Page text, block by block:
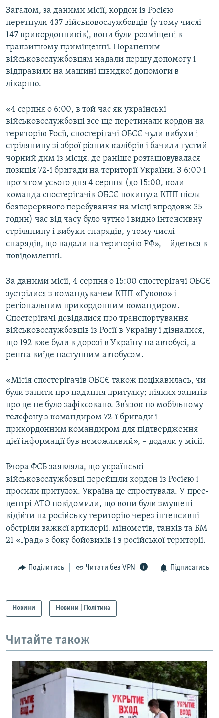
Загалом, за даними місії, кордон із Росією
перетнули 437 військовослужбовців (у тому числі
147 прикордонників), вони були розміщені в
транзитному приміщенні. Пораненим
військовослужбовцям надали першу допомогу і
відправили на машині швидкої допомоги в
лікарню.
«4 серпня о 6:00, в той час як українські
військовослужбовці все ще перетинали кордон на
територію Росії, спостерігачі ОБСЄ чули вибухи і
стрілянину зі зброї різних калібрів і бачили густий
чорний дим із місця, де раніше розташовувалася
позиція 72-ї бригади на території України. З 6:00 і
протягом усього дня 4 серпня (до 15:00, коли
команда спостерігачів ОБСЄ покинула КПП після
безперервного перебування на місці впродовж 35
годин) час від часу було чутно і видно інтенсивну
стрілянину і вибухи снарядів, у тому числі
снарядів, що падали на територію РФ», – йдеться в
повідомленні.
За даними місії, 4 серпня о 15:00 спостерігачі ОБСЄ
зустрілися з командувачем КПП «Гуково» і
регіональним прикордонним командиром.
Спостерігачі довідалися про транспортування
військовослужбовців із Росії в Україну і дізналися,
що 192 вже були в дорозі в Україну на автобусі, а
решта виїде наступним автобусом.
«Місія спостерігачів ОБСЄ також поцікавилась, чи
були запити про надання притулку; ніяких запитів
про це не було зафіксовано. Зв’язок по мобільному
телефону з командиром 72-ї бригади і
прикордонним командиром для підтвердження
цієї інформації був неможливий», – додали у місії.
Вчора ФСБ заявляла, що українські
військовослужбовці перейшли кордон із Росією і
просили притулок. Україна це спростувала. У прес-
центрі АТО повідомили, що вони були змушені
відійти на російську територію через інтенсивні
обстріли важкої артилерії, мінометів, танків та БМ
21 «Град» з боку бойовиків і з російської території.
Поділитись Читати без VPN Підписатись
Новини Новини | Політика
Читайте також